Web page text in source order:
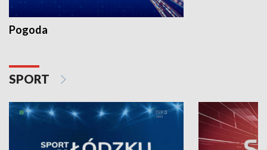
Pogoda
SPORT